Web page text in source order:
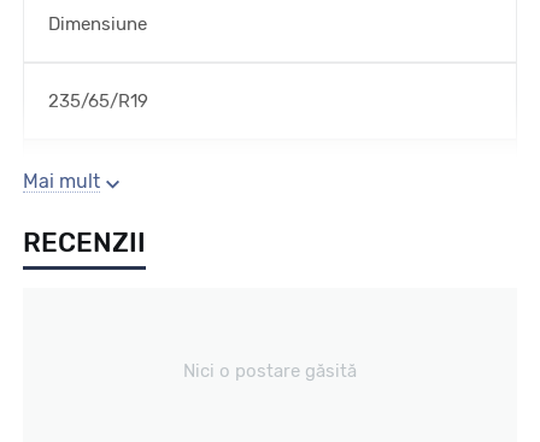
Dimensiune
235/65/R19
Sezon
Vara
Mai mult
RECENZII
Nici o postare găsită